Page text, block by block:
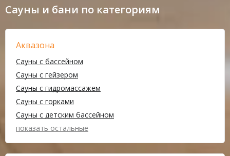
Сауны и бани по категориям
Аквазона
Сауны с бассейном
Сауны с гейзером
Сауны с гидромассажем
Сауны с горками
Сауны с детским бассейном
показать остальные